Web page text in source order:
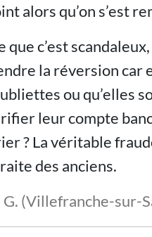
alors qu’on s’est
que c’est
la réversion car
ou qu’elles
leur compte
? La véritable
des anciens.
G. (Villefranche-sur-